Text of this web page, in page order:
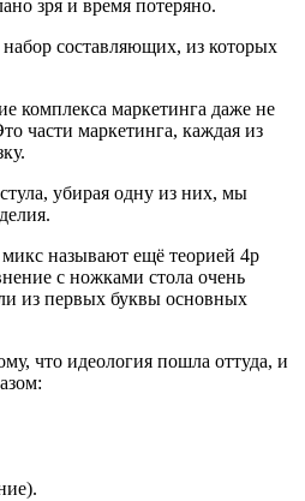
зря и время потеряно.
составляющих, из которых
комплекса маркетинга даже не
части маркетинга, каждая из
убирая одну из них, мы
называют ещё теорией 4p
с ножками стола очень
из первых буквы основных
что идеология пошла оттуда, и